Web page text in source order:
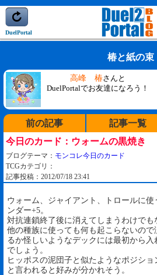
DuelPortal
椿と紙の束
高峰 椿さんと
DuelPortalでお友達になろう！
前の記事 記事一覧
今日のカード：ウォームの黒焼き
ブログテーマ： モンコレ今日のカード
TCGカテゴリ：
記事投稿：2012/07/18 23:41
ウォーム、ジャイアント、トロールに使
ンダー+5。
対抗連鎖終了後に消えてしまうわけでも
他の種族に使っても何も起こらないので
るか怪しいようなデックには最初から
でしょう。
ヒッポスの泥団子と似たようなポジシ
と言われると好みが分かれそう。